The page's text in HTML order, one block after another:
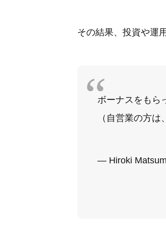
その結果、投資や運
ボーナスをもら
（自営業の方
— Hiroki